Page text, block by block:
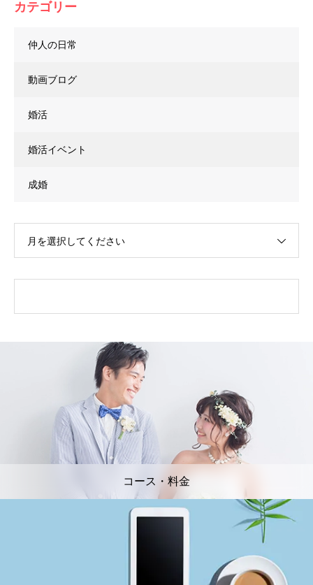
カテゴリー
仲人の日常
動画ブログ
婚活
婚活イベント
成婚
月を選択してください
コース・料金